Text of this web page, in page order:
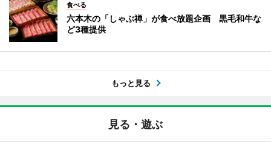
食べる
六本木の「しゃぶ禅」が食べ放題企画 黒毛和牛な
ど3種提供
もっと見る
見る・遊ぶ